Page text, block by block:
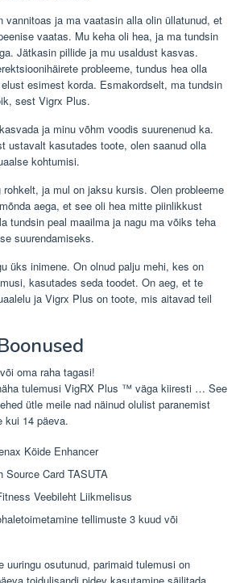
vannitoas ja ma vaatasin alla olin üllatunud, et
vaatas. Mu keha oli hea, ja ma tundsin
Jätkasin pillide ja mu usaldust kasvas.
probleeme, tundus hea olla
esimest korda. Esmakordselt, ma tundsin
sest Vigrx Plus.
ja minu võhm voodis suurenenud ka.
ustavalt kasutades toote, olen saanud olla
kohtumisi.
ja mul on jaksu kursis. Olen probleeme
aega, et see oli hea mitte piinlikkust
tundsin peal maailma ja nagu ma võiks teha
suurendamiseks.
üks inimene. On olnud palju mehi, kes on
kasutades seda toodet. On aeg, et te
ja Vigrx Plus on toote, mis aitavad teil
oma raha tagasi!
tulemusi VigRX Plus ™ väga kiiresti … See
ütle meile nad näinud olulist paranemist
kui 14 päeva.
Köide Enhancer
Source Card TASUTA
Veebileht Liikmelisus
tellimuste 3 kuud või
uuringu osutunud, parimaid tulemusi on